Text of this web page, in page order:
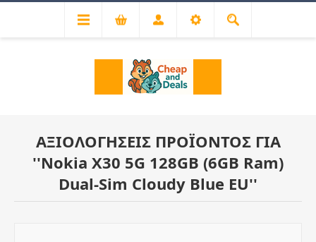
ΑΞΙΟΛΟΓΉΣΕΙΣ ΠΡΟΪΌΝΤΟΣ ΓΙΑ
Nokia X30 5G 128GB (6GB Ram)
Dual-Sim Cloudy Blue EU